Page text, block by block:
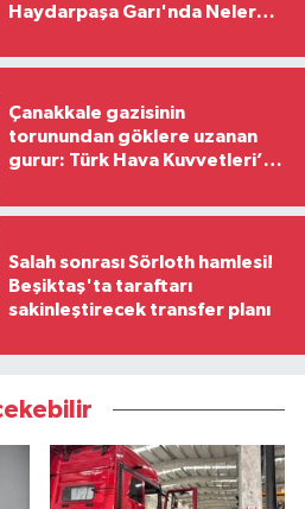
Haydarpaşa Garı'nda Neler
Çanakkale gazisinin
torunundan göklere uzanan
gurur: Türk Hava Kuvvetleri’nin
Salah sonrası Sörloth hamlesi!
Beşiktaş'ta taraftarı
sakinleştirecek transfer planı